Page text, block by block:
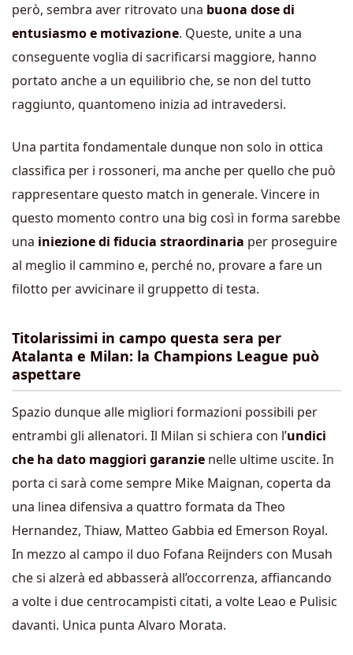
però, sembra aver ritrovato una buona dose di
entusiasmo e motivazione. Queste, unite a una
conseguente voglia di sacrificarsi maggiore, hanno
portato anche a un equilibrio che, se non del tutto
raggiunto, quantomeno inizia ad intravedersi.
Una partita fondamentale dunque non solo in ottica
classifica per i rossoneri, ma anche per quello che può
rappresentare questo match in generale. Vincere in
questo momento contro una big così in forma sarebbe
una iniezione di fiducia straordinaria per proseguire
al meglio il cammino e, perché no, provare a fare un
filotto per avvicinare il gruppetto di testa.
Titolarissimi in campo questa sera per
Atalanta e Milan: la Champions League può
aspettare
Spazio dunque alle migliori formazioni possibili per
entrambi gli allenatori. Il Milan si schiera con l’undici
che ha dato maggiori garanzie nelle ultime uscite. In
porta ci sarà come sempre Mike Maignan, coperta da
una linea difensiva a quattro formata da Theo
Hernandez, Thiaw, Matteo Gabbia ed Emerson Royal.
In mezzo al campo il duo Fofana Reijnders con Musah
che si alzerà ed abbasserà all’occorrenza, affiancando
a volte i due centrocampisti citati, a volte Leao e Pulisic
davanti. Unica punta Alvaro Morata.